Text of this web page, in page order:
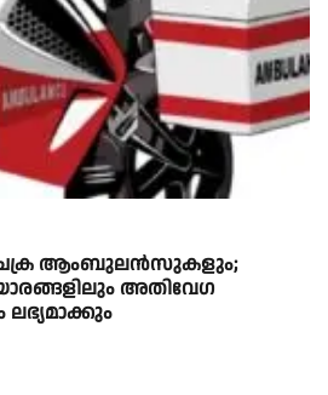
ആംബുലന്‍സുകളും;
അതിവേഗ